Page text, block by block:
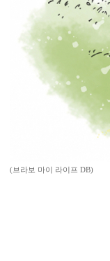
(브라보 마이 라이프 DB)